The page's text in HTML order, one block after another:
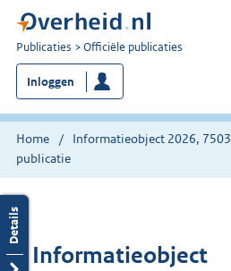
U
bent
nu
hier:
Publicaties Officiële publicaties
Inloggen
Home Informatieobject 2026, 7503
publicatie
Informatieobject